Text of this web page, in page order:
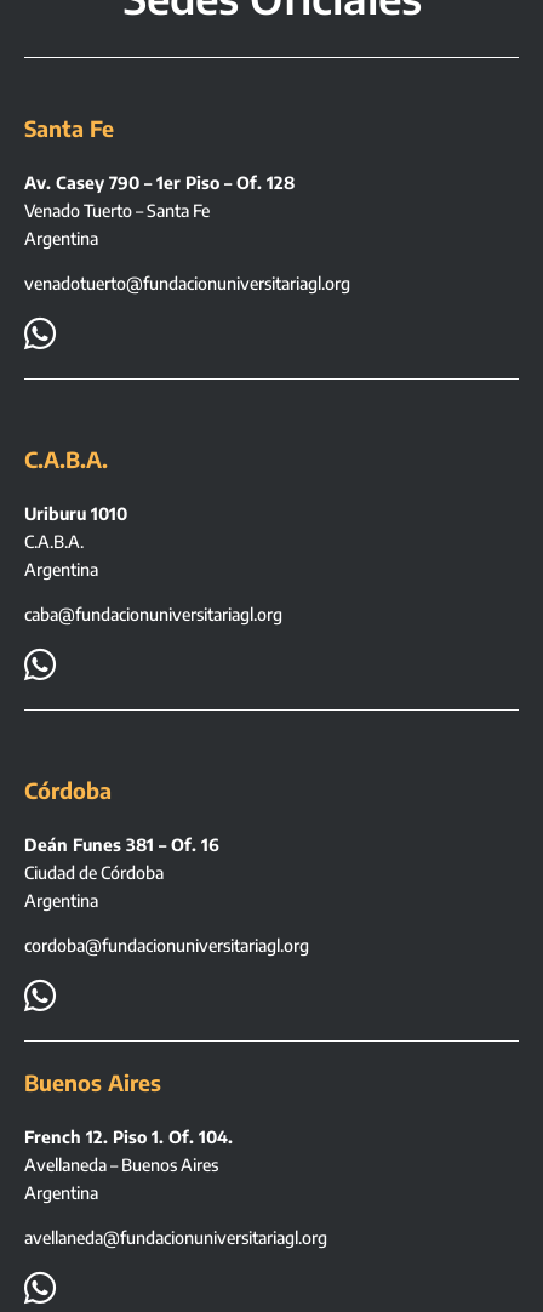
Santa Fe
Av. Casey 790 – 1er Piso – Of. 128
Venado Tuerto – Santa Fe
Argentina
venadotuerto@fundacionuniversitariagl.org

C.A.B.A.
Uriburu 1010
C.A.B.A.
Argentina
caba@fundacionuniversitariagl.org

Córdoba
Deán Funes 381 – Of. 16
Ciudad de Córdoba
Argentina
cordoba@fundacionuniversitariagl.org

Buenos Aires
French 12. Piso 1. Of. 104.
Avellaneda – Buenos Aires
Argentina
avellaneda@fundacionuniversitariagl.org
